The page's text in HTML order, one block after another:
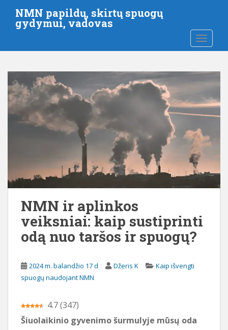
i
NMN papildų, skirtų spuogų
gydymui, vadovas
NMN ir aplinkos
veiksniai: kaip sustiprinti
odą nuo taršos ir spuogų?
2024 m. balandžio 17 d Džeris K
Kaip išvengti
spuogų naudojant NMN
4.7(347)
Šiuolaikinio gyvenimo šurmulyje mūsų oda